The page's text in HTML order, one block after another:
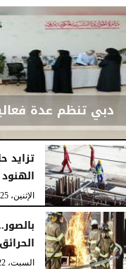
دبي تنظم عدة
السبت، 9 مارس 2019 12:55 مـ
تزايد
الإثنين، 25 فبراير 2019
الحرائق
السبت، 22 ديسمبر 2018